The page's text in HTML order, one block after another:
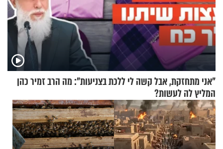
"אני מתחזקת, אבל קשה לי ללכת בצניעות": מה הרב זמיר כהן
המליץ לה לעשות?